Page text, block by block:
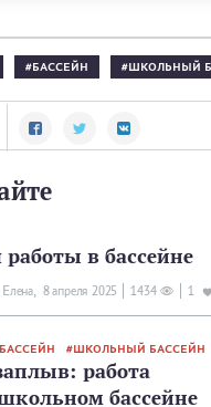
БАССЕЙН ШКОЛЬНЫЙ
в бассейне
8 апреля 2025 1434 1
БАССЕЙН ШКОЛЬНЫЙ БАССЕЙН
работа
бассейне